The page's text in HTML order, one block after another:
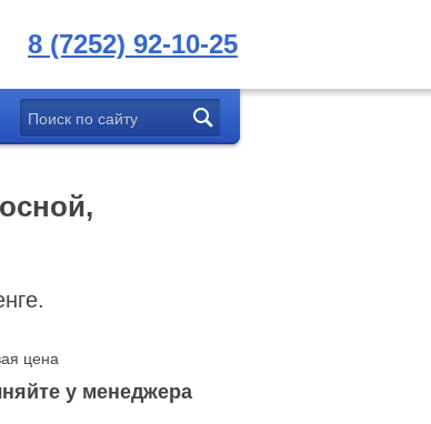
8 (7252) 92-10-25
цена
у менеджера